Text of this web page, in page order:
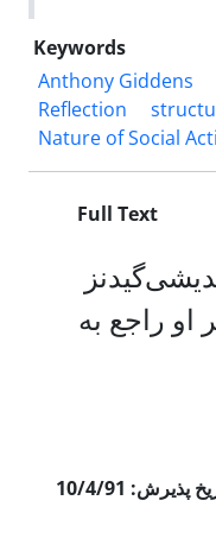
Keywords
Anthony Giddens
Reflection
Nature of Social
Full Text
او راجع به